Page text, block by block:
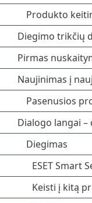
Produkto
Diegimo trikčių
Pirmas
Naujinimas į
Pasenusios
Dialogo langai –
Diegimas
ESET Smart
Keisti į kitą